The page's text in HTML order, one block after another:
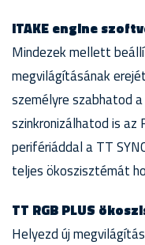
iTAKE engine
Mindezek mellett
megvilágításának
személyre szabhatod
szinkronizálhatod is az
perifériáddal a TT
teljes ökoszisztémát
TT RGB PLUS
Helyezd új